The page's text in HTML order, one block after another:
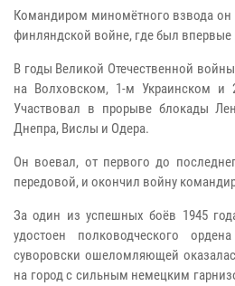
Командиром миномётного взвода он
финляндской войне, где был впервые
В годы Великой Отечественной
на Волховском, 1-м Украинском и
Участвовал в прорыве блокады
Днепра, Вислы и Одера.
Он воевал, от первого до
передовой, и окончил войну
За один из успешных боёв 1945
удостоен полководческого
суворовски ошеломляющей
на город с сильным немецким